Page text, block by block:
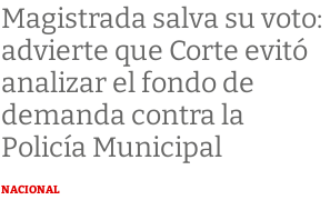
Magistrada salva su voto:
advierte que Corte evitó
analizar el fondo de
demanda contra la
Policía Municipal
NACIONAL